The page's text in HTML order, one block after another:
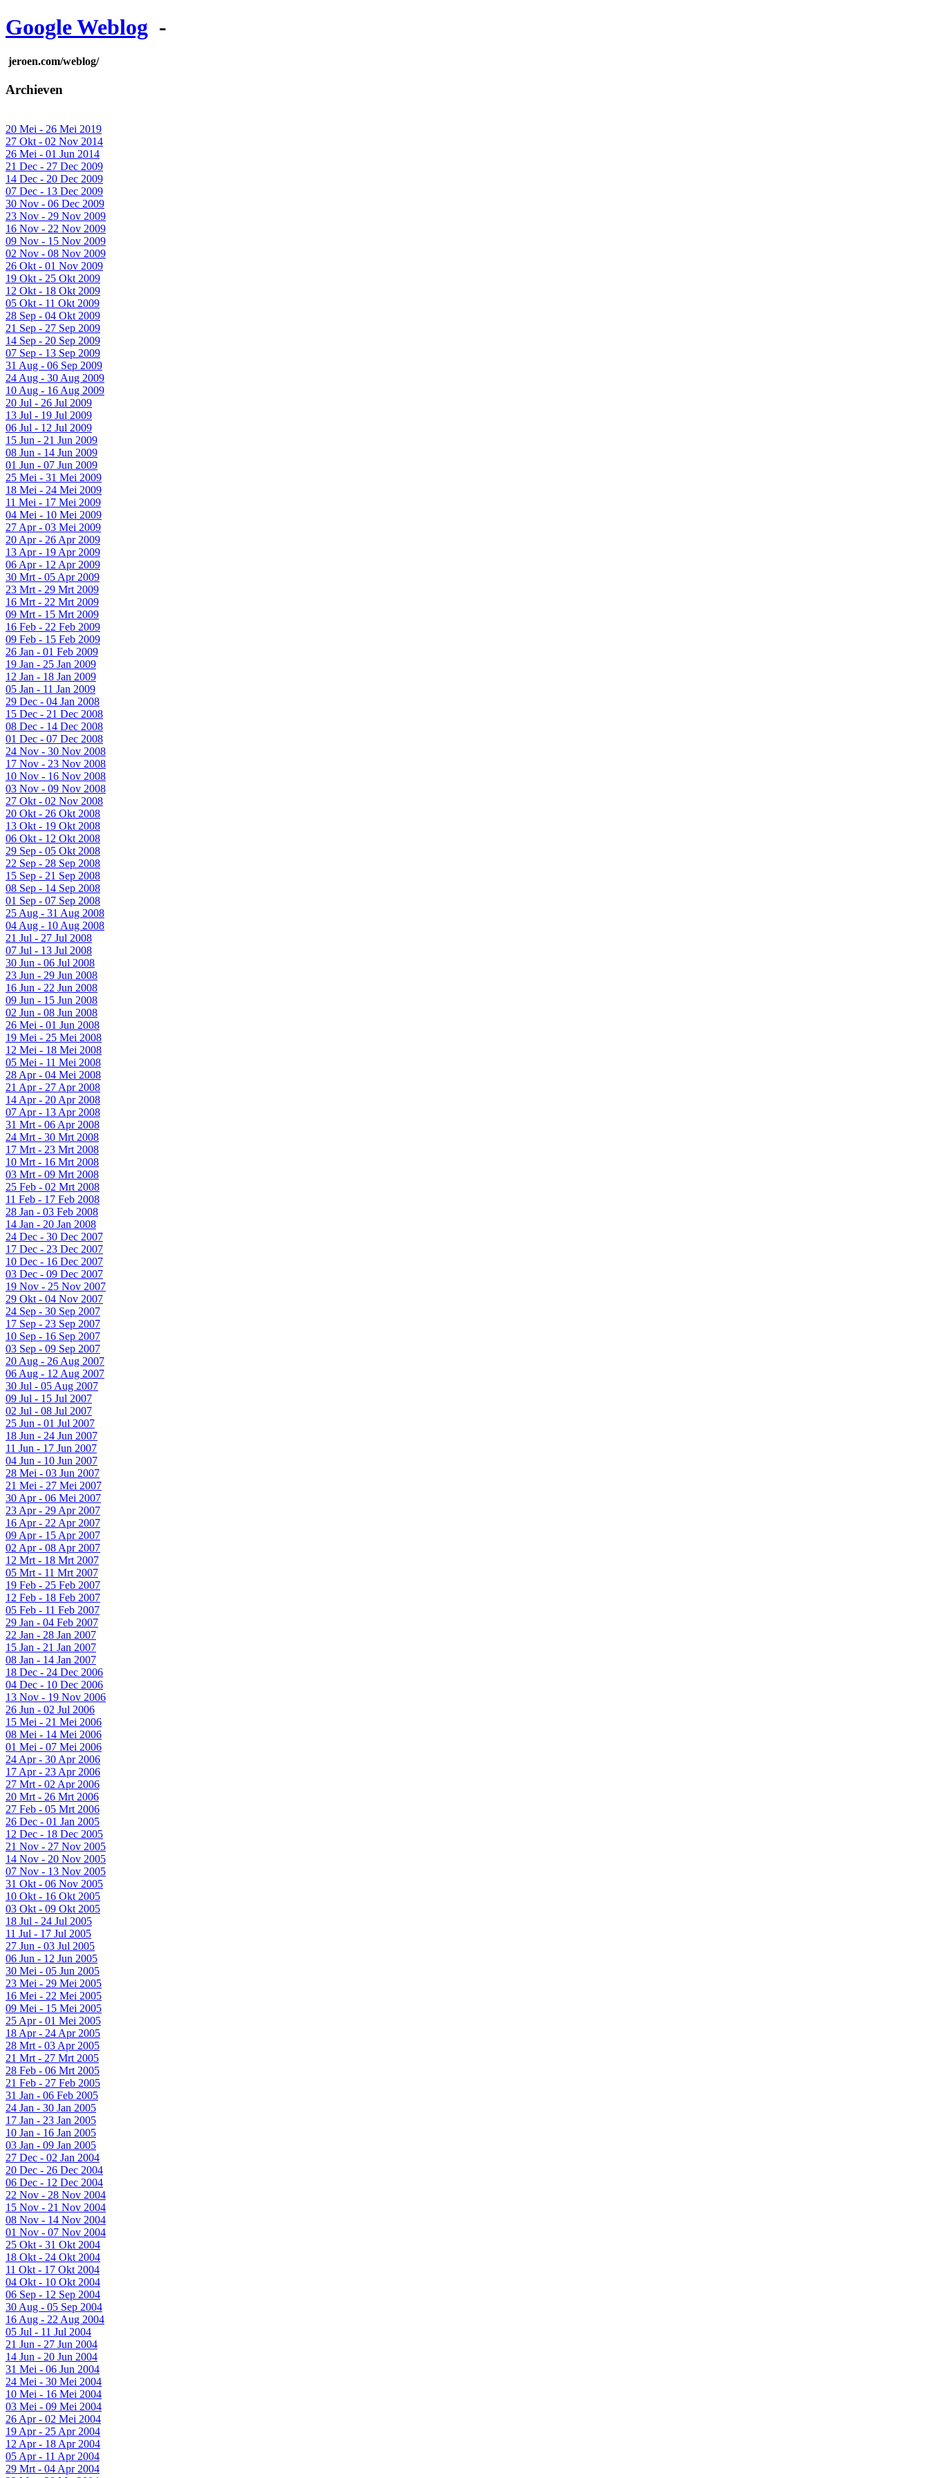
Google Weblog -
jeroen.com/weblog/
Archieven
20 Mei - 26 Mei 2019
27 Okt - 02 Nov 2014
26 Mei - 01 Jun 2014
21 Dec - 27 Dec 2009
14 Dec - 20 Dec 2009
07 Dec - 13 Dec 2009
30 Nov - 06 Dec 2009
23 Nov - 29 Nov 2009
16 Nov - 22 Nov 2009
09 Nov - 15 Nov 2009
02 Nov - 08 Nov 2009
26 Okt - 01 Nov 2009
19 Okt - 25 Okt 2009
12 Okt - 18 Okt 2009
05 Okt - 11 Okt 2009
28 Sep - 04 Okt 2009
21 Sep - 27 Sep 2009
14 Sep - 20 Sep 2009
07 Sep - 13 Sep 2009
31 Aug - 06 Sep 2009
24 Aug - 30 Aug 2009
10 Aug - 16 Aug 2009
20 Jul - 26 Jul 2009
13 Jul - 19 Jul 2009
06 Jul - 12 Jul 2009
15 Jun - 21 Jun 2009
08 Jun - 14 Jun 2009
01 Jun - 07 Jun 2009
25 Mei - 31 Mei 2009
18 Mei - 24 Mei 2009
11 Mei - 17 Mei 2009
04 Mei - 10 Mei 2009
27 Apr - 03 Mei 2009
20 Apr - 26 Apr 2009
13 Apr - 19 Apr 2009
06 Apr - 12 Apr 2009
30 Mrt - 05 Apr 2009
23 Mrt - 29 Mrt 2009
16 Mrt - 22 Mrt 2009
09 Mrt - 15 Mrt 2009
16 Feb - 22 Feb 2009
09 Feb - 15 Feb 2009
26 Jan - 01 Feb 2009
19 Jan - 25 Jan 2009
12 Jan - 18 Jan 2009
05 Jan - 11 Jan 2009
29 Dec - 04 Jan 2008
15 Dec - 21 Dec 2008
08 Dec - 14 Dec 2008
01 Dec - 07 Dec 2008
24 Nov - 30 Nov 2008
17 Nov - 23 Nov 2008
10 Nov - 16 Nov 2008
03 Nov - 09 Nov 2008
27 Okt - 02 Nov 2008
20 Okt - 26 Okt 2008
13 Okt - 19 Okt 2008
06 Okt - 12 Okt 2008
29 Sep - 05 Okt 2008
22 Sep - 28 Sep 2008
15 Sep - 21 Sep 2008
08 Sep - 14 Sep 2008
01 Sep - 07 Sep 2008
25 Aug - 31 Aug 2008
04 Aug - 10 Aug 2008
21 Jul - 27 Jul 2008
07 Jul - 13 Jul 2008
30 Jun - 06 Jul 2008
23 Jun - 29 Jun 2008
16 Jun - 22 Jun 2008
09 Jun - 15 Jun 2008
02 Jun - 08 Jun 2008
26 Mei - 01 Jun 2008
19 Mei - 25 Mei 2008
12 Mei - 18 Mei 2008
05 Mei - 11 Mei 2008
28 Apr - 04 Mei 2008
21 Apr - 27 Apr 2008
14 Apr - 20 Apr 2008
07 Apr - 13 Apr 2008
31 Mrt - 06 Apr 2008
24 Mrt - 30 Mrt 2008
17 Mrt - 23 Mrt 2008
10 Mrt - 16 Mrt 2008
03 Mrt - 09 Mrt 2008
25 Feb - 02 Mrt 2008
11 Feb - 17 Feb 2008
28 Jan - 03 Feb 2008
14 Jan - 20 Jan 2008
24 Dec - 30 Dec 2007
17 Dec - 23 Dec 2007
10 Dec - 16 Dec 2007
03 Dec - 09 Dec 2007
19 Nov - 25 Nov 2007
29 Okt - 04 Nov 2007
24 Sep - 30 Sep 2007
17 Sep - 23 Sep 2007
10 Sep - 16 Sep 2007
03 Sep - 09 Sep 2007
20 Aug - 26 Aug 2007
06 Aug - 12 Aug 2007
30 Jul - 05 Aug 2007
09 Jul - 15 Jul 2007
02 Jul - 08 Jul 2007
25 Jun - 01 Jul 2007
18 Jun - 24 Jun 2007
11 Jun - 17 Jun 2007
04 Jun - 10 Jun 2007
28 Mei - 03 Jun 2007
21 Mei - 27 Mei 2007
30 Apr - 06 Mei 2007
23 Apr - 29 Apr 2007
16 Apr - 22 Apr 2007
09 Apr - 15 Apr 2007
02 Apr - 08 Apr 2007
12 Mrt - 18 Mrt 2007
05 Mrt - 11 Mrt 2007
19 Feb - 25 Feb 2007
12 Feb - 18 Feb 2007
05 Feb - 11 Feb 2007
29 Jan - 04 Feb 2007
22 Jan - 28 Jan 2007
15 Jan - 21 Jan 2007
08 Jan - 14 Jan 2007
18 Dec - 24 Dec 2006
04 Dec - 10 Dec 2006
13 Nov - 19 Nov 2006
26 Jun - 02 Jul 2006
15 Mei - 21 Mei 2006
08 Mei - 14 Mei 2006
01 Mei - 07 Mei 2006
24 Apr - 30 Apr 2006
17 Apr - 23 Apr 2006
27 Mrt - 02 Apr 2006
20 Mrt - 26 Mrt 2006
27 Feb - 05 Mrt 2006
26 Dec - 01 Jan 2005
12 Dec - 18 Dec 2005
21 Nov - 27 Nov 2005
14 Nov - 20 Nov 2005
07 Nov - 13 Nov 2005
31 Okt - 06 Nov 2005
10 Okt - 16 Okt 2005
03 Okt - 09 Okt 2005
18 Jul - 24 Jul 2005
11 Jul - 17 Jul 2005
27 Jun - 03 Jul 2005
06 Jun - 12 Jun 2005
30 Mei - 05 Jun 2005
23 Mei - 29 Mei 2005
16 Mei - 22 Mei 2005
09 Mei - 15 Mei 2005
25 Apr - 01 Mei 2005
18 Apr - 24 Apr 2005
28 Mrt - 03 Apr 2005
21 Mrt - 27 Mrt 2005
28 Feb - 06 Mrt 2005
21 Feb - 27 Feb 2005
31 Jan - 06 Feb 2005
24 Jan - 30 Jan 2005
17 Jan - 23 Jan 2005
10 Jan - 16 Jan 2005
03 Jan - 09 Jan 2005
27 Dec - 02 Jan 2004
20 Dec - 26 Dec 2004
06 Dec - 12 Dec 2004
22 Nov - 28 Nov 2004
15 Nov - 21 Nov 2004
08 Nov - 14 Nov 2004
01 Nov - 07 Nov 2004
25 Okt - 31 Okt 2004
18 Okt - 24 Okt 2004
11 Okt - 17 Okt 2004
04 Okt - 10 Okt 2004
06 Sep - 12 Sep 2004
30 Aug - 05 Sep 2004
16 Aug - 22 Aug 2004
05 Jul - 11 Jul 2004
21 Jun - 27 Jun 2004
14 Jun - 20 Jun 2004
31 Mei - 06 Jun 2004
24 Mei - 30 Mei 2004
10 Mei - 16 Mei 2004
03 Mei - 09 Mei 2004
26 Apr - 02 Mei 2004
19 Apr - 25 Apr 2004
12 Apr - 18 Apr 2004
05 Apr - 11 Apr 2004
29 Mrt - 04 Apr 2004